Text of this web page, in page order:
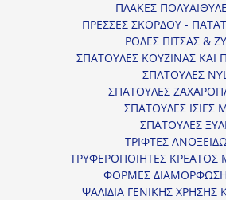
ΠΛΑΚΕΣ
ΠΡΕΣΣΕΣ ΣΚΟΡΔΟΥ -
ΡΟΔΕΣ ΠΙΤΣΑΣ &
ΣΠΑΤΟΥΛΕΣ ΚΟΥΖΙΝΑΣ ΚΑΙ
ΣΠΑΤΟΥΛΕΣ
ΣΠΑΤΟΥΛΕΣ
ΣΠΑΤΟΥΛΕΣ ΙΣΙΕΣ
ΣΠΑΤΟΥΛΕΣ
ΤΡΙΦΤΕΣ
ΤΡΥΦΕΡΟΠΟΙΗΤΕΣ ΚΡΕΑΤΟΣ
ΦΟΡΜΕΣ
ΨΑΛΙΔΙΑ ΓΕΝΙΚΗΣ ΧΡΗΣΗΣ